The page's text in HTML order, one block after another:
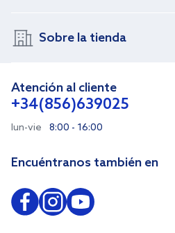
Sobre la tienda
Atención al cliente
+34(856)639025
lun-vie 8:00 - 16:00
Encuéntranos también en